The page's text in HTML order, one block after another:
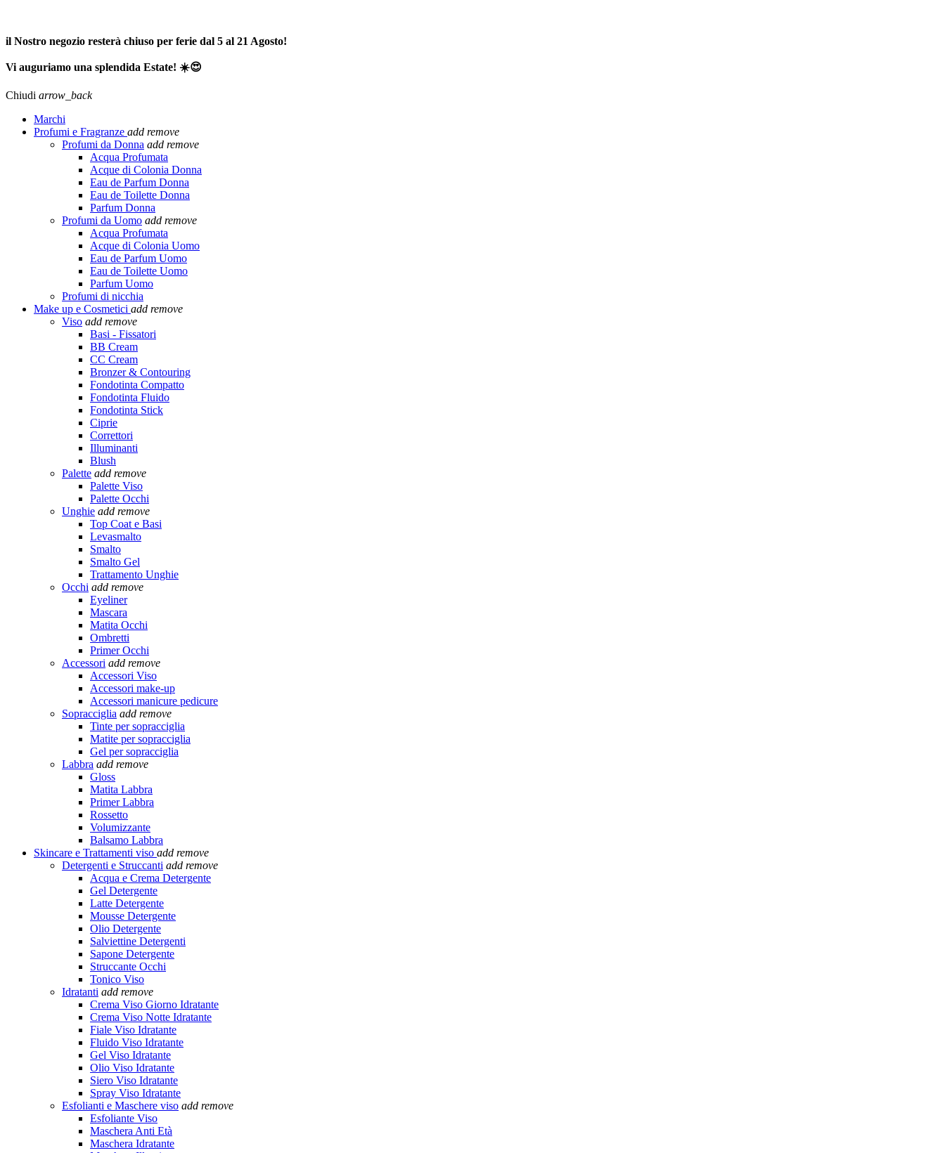
il Nostro negozio resterà chiuso per ferie dal 5 al 21 Agosto!
Vi auguriamo una splendida Estate! ☀️😍
Chiudi arrow_back
Marchi
Profumi e Fragranze add remove
Profumi da Donna add remove
Acqua Profumata
Acque di Colonia Donna
Eau de Parfum Donna
Eau de Toilette Donna
Parfum Donna
Profumi da Uomo add remove
Acqua Profumata
Acque di Colonia Uomo
Eau de Parfum Uomo
Eau de Toilette Uomo
Parfum Uomo
Profumi di nicchia
Make up e Cosmetici add remove
Viso add remove
Basi - Fissatori
BB Cream
CC Cream
Bronzer & Contouring
Fondotinta Compatto
Fondotinta Fluido
Fondotinta Stick
Ciprie
Correttori
Illuminanti
Blush
Palette add remove
Palette Viso
Palette Occhi
Unghie add remove
Top Coat e Basi
Levasmalto
Smalto
Smalto Gel
Trattamento Unghie
Occhi add remove
Eyeliner
Mascara
Matita Occhi
Ombretti
Primer Occhi
Accessori add remove
Accessori Viso
Accessori make-up
Accessori manicure pedicure
Sopracciglia add remove
Tinte per sopracciglia
Matite per sopracciglia
Gel per sopracciglia
Labbra add remove
Gloss
Matita Labbra
Primer Labbra
Rossetto
Volumizzante
Balsamo Labbra
Skincare e Trattamenti viso add remove
Detergenti e Struccanti add remove
Acqua e Crema Detergente
Gel Detergente
Latte Detergente
Mousse Detergente
Olio Detergente
Salviettine Detergenti
Sapone Detergente
Struccante Occhi
Tonico Viso
Idratanti add remove
Crema Viso Giorno Idratante
Crema Viso Notte Idratante
Fiale Viso Idratante
Fluido Viso Idratante
Gel Viso Idratante
Olio Viso Idratante
Siero Viso Idratante
Spray Viso Idratante
Esfolianti e Maschere viso add remove
Esfoliante Viso
Maschera Anti Età
Maschera Idratante